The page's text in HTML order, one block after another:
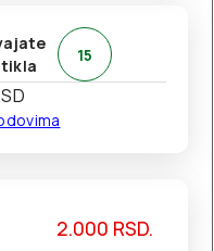
15
2.000 RSD.